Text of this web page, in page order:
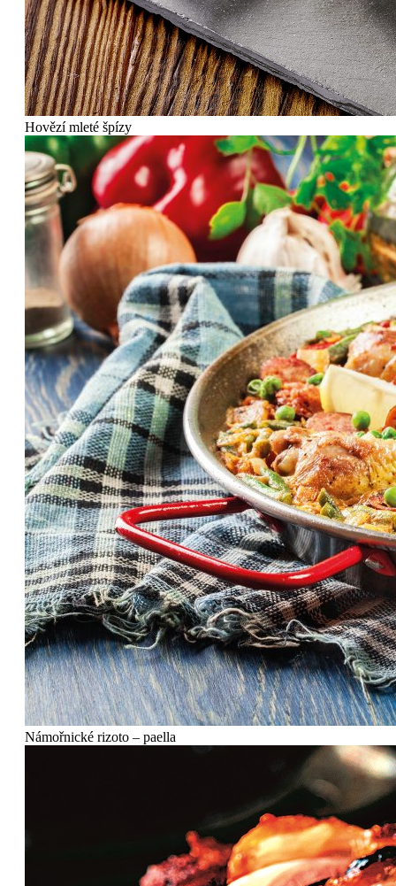
Hovězí mleté špízy
Námořnické rizoto – paella